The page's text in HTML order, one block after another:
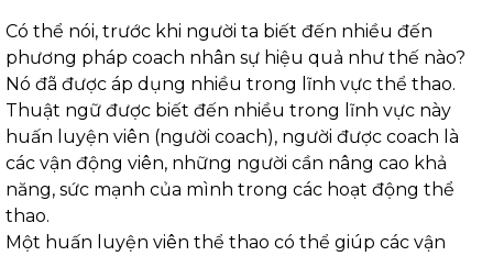
Có thể nói, trước khi người ta biết đến nhiều đến
phương pháp coach nhân sự hiệu quả như thế nào?
Nó đã được áp dụng nhiều trong lĩnh vực thể thao.
Thuật ngữ được biết đến nhiều trong lĩnh vực này
huấn luyện viên (người coach), người được coach là
các vận động viên, những người cần nâng cao khả
năng, sức mạnh của mình trong các hoạt động thể
thao.
Một huấn luyện viên thể thao có thể giúp các vận